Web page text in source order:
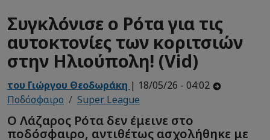
Συγκλόνισε ο Ρότα για τις
αυτοκτονίες των κοριτσιών
στην Ηλιούπολη! (Vid)
του Γιώργου Θεοδωράκη | 18/05/26 - 04:02
Ποδόσφαιρο
Super League
Ο Λάζαρος Ρότα δεν έμεινε στο
ποδόσφαιρο, αντιθέτως ασχολήθηκε με